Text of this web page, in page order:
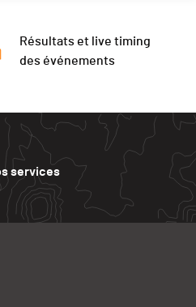
Résultats et live timing
des événements
services